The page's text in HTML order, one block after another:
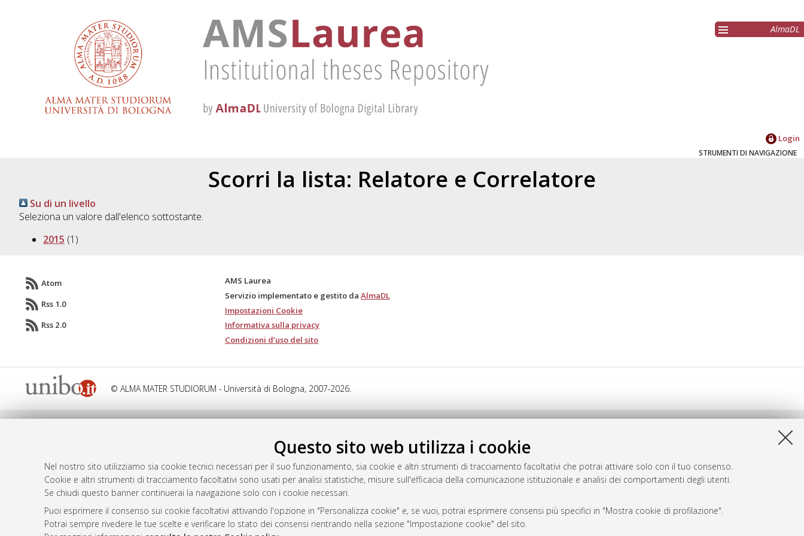
Questo sito web utilizza i cookie
Nel nostro sito utilizziamo sia cookie tecnici necessari per il suo funzionamento, sia cookie e altri strumenti di tracciamento facoltativi che potrai attivare solo con il tuo consenso.
Cookie e altri strumenti di tracciamento facoltativi sono usati per analisi statistiche, misure sull'efficacia della comunicazione istituzionale e analisi dei comportamenti degli utenti.
Se chiudi questo banner continuerai la navigazione solo con i cookie necessari.
Puoi esprimere il consenso sui cookie facoltativi attivando l'opzione in "Personalizza cookie" e, se vuoi, potrai esprimere consensi più specifici in "Mostra cookie di profilazione".
Potrai sempre rivedere le tue scelte e verificare lo stato dei consensi rientrando nella sezione "Impostazione cookie" del sito.
AlmaDL
Login
STRUMENTI DI NAVIGAZIONE
Scorri la lista: Relatore e Correlatore
Su di un livello
Seleziona un valore dall'elenco sottostante.
2015 (1)
Atom
Rss 1.0
Rss 2.0
AMS Laurea
Servizio implementato e gestito da AlmaDL
Impostazioni Cookie
Informativa sulla privacy
Condizioni d’uso del sito
© ALMA MATER STUDIORUM - Università di Bologna, 2007-2026.